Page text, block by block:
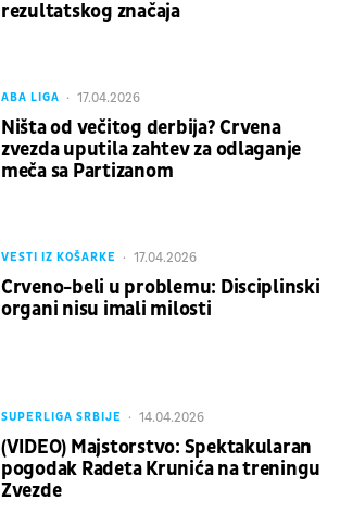
rezultatskog značaja
ABA LIGA 17.04.2026
Ništa od večitog derbija? Crvena
zvezda uputila zahtev za odlaganje
meča sa Partizanom
VESTI IZ KOŠARKE 17.04.2026
Crveno-beli u problemu: Disciplinski
organi nisu imali milosti
SUPERLIGA SRBIJE 14.04.2026
(VIDEO) Majstorstvo: Spektakularan
pogodak Radeta Krunića na treningu
Zvezde